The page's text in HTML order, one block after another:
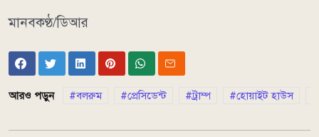
মানবকণ্ঠ/ডিআর
আরও পড়ুন বলরুম প্রেসিডেন্ট ট্রাম্প হোয়াইট হাউস